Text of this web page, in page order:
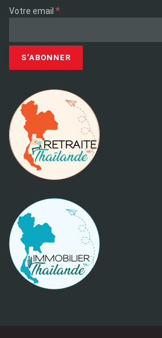
Votre email *